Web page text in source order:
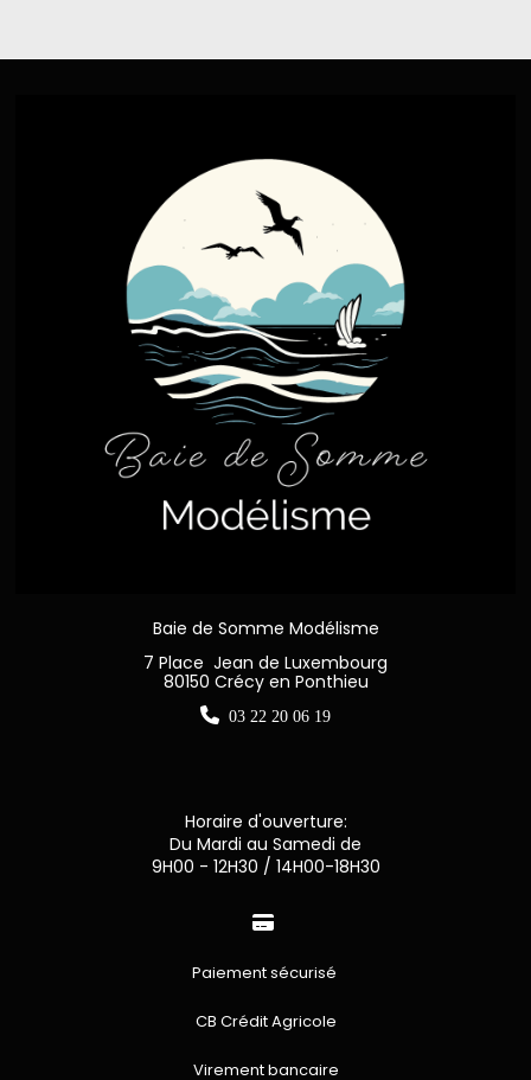
Baie de Somme Modélisme
7 Place Jean de Luxembourg
80150 Crécy en Ponthieu
 03 22 20 06 19
Horaire d'ouverture:
Du Mardi au Samedi de
9H00 - 12H30 / 14H00-18H30

Paiement sécurisé
CB Crédit Agricole
Virement bancaire